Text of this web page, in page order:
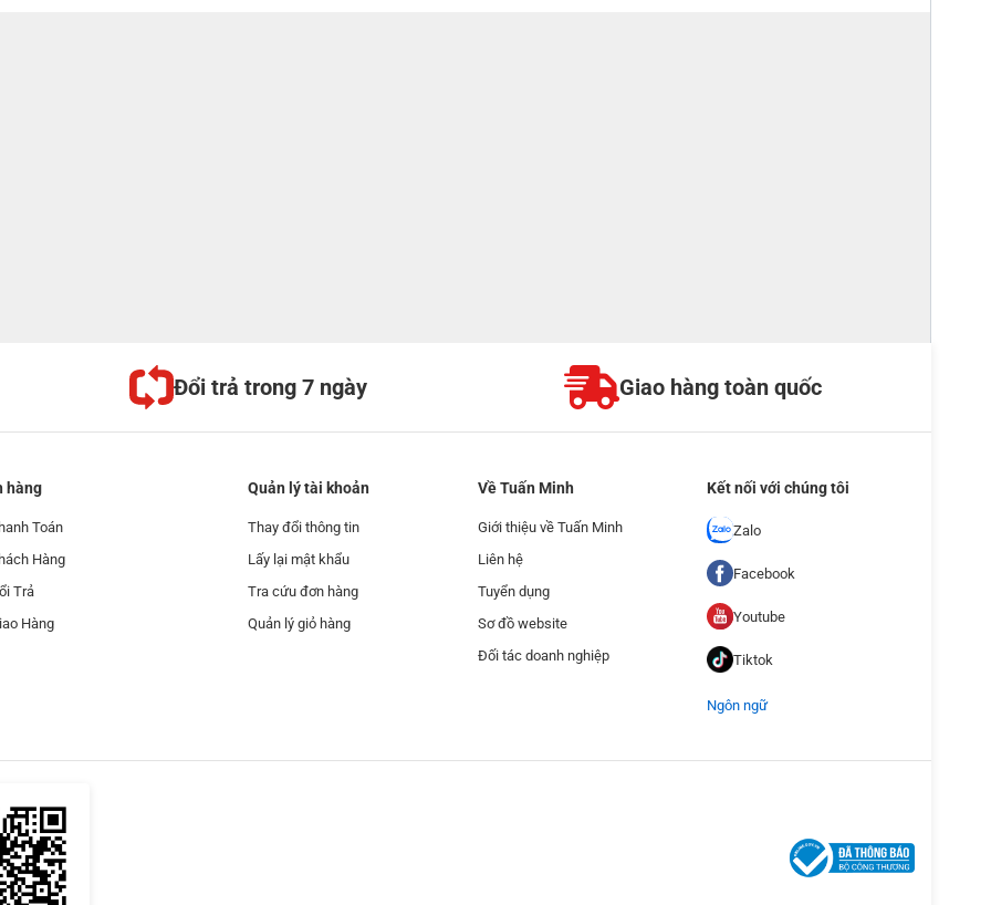
Đổi trả trong 7 ngày Giao hàng toàn quốc
hàng
Toán
Hàng
Trả
Hàng
Quản lý tài khoản
Thay đổi thông tin
Lấy lại mật khẩu
Tra cứu đơn hàng
Quản lý giỏ hàng
Về Tuấn Minh
Giới thiệu về Tuấn Minh
Liên hệ
Tuyển dụng
Sơ đồ website
Đối tác doanh nghiệp
Kết nối với chúng tôi
Zalo
Facebook
Youtube
Tiktok
Ngôn ngữ